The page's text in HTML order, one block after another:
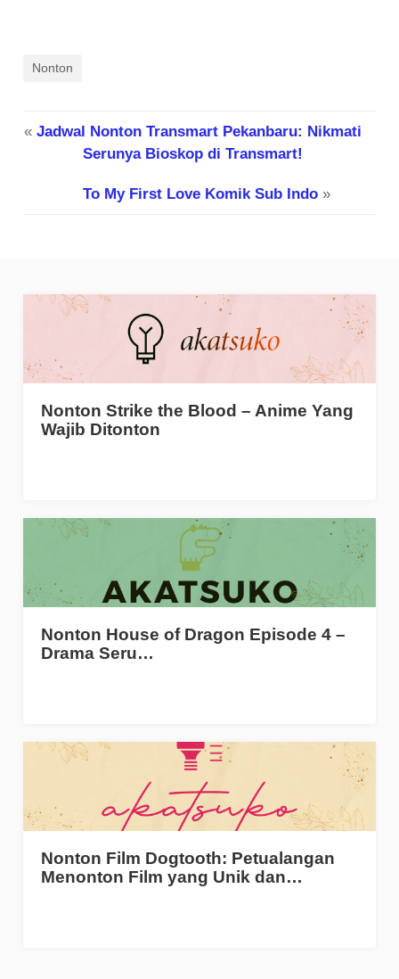
Nonton
« Jadwal Nonton Transmart Pekanbaru: Nikmati
Serunya Bioskop di Transmart!
To My First Love Komik Sub Indo»
Nonton Strike the Blood – Anime Yang
Wajib Ditonton
Nonton House of Dragon Episode 4 –
Drama Seru…
Nonton Film Dogtooth: Petualangan
Menonton Film yang Unik dan…